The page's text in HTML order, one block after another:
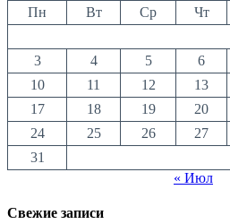
Пн
Вт Ср Чт
3
4 5 6
10
11 12 13
17
18 19 20
24
25 26 27
31
« Июл
Свежие записи